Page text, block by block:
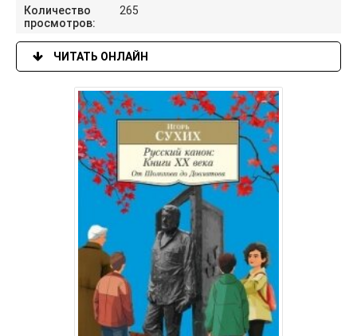
Количество
просмотров:
265
ЧИТАТЬ ОНЛАЙН